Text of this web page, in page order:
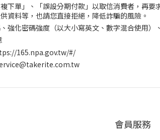
下單」、「誤設分期付款」以取信消費者，再
資料等，也請您直接拒絕，降低詐騙的風險。
強化密碼強度（以大小寫英文、數字混合使用）
165.npa.gov.tw/#/
會員服務